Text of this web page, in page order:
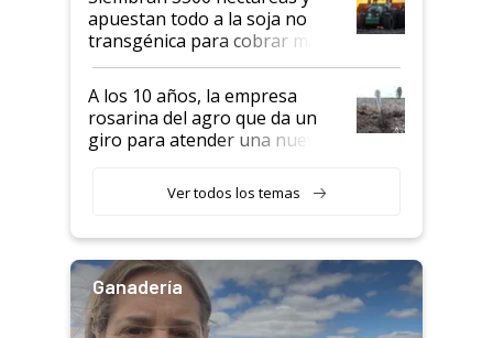
apuestan todo a la soja no
transgénica para cobrar más
por tonelada: compraron un
semillero
A los 10 años, la empresa
rosarina del agro que da un
giro para atender una nueva
Ver todos los temas
Ganadería